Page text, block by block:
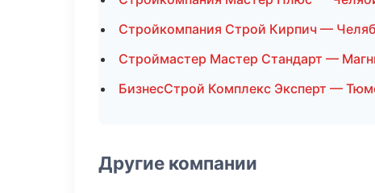
Стройкомпания Строй Кирпич —
Строймастер Мастер Стандарт —
БизнесСтрой Комплекс Эксперт —
Другие компании